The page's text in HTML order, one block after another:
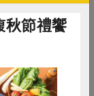
秋節禮饗